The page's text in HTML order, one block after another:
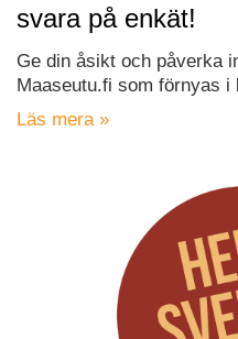
svara på enkät!
Ge din åsikt och påverka
Maaseutu.fi som förnyas i
Läs mera »